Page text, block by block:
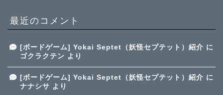
最近のコメント
[ボードゲーム] Yokai Septet（妖怪セプテット）紹介 に
ゴクラクテン より
[ボードゲーム] Yokai Septet（妖怪セプテット）紹介 に
ナナシサ より